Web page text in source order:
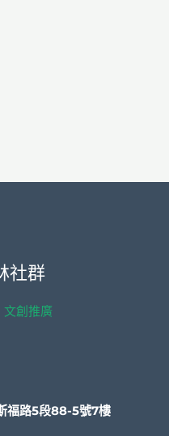
社群
文創推廣
福路5段88-5號7樓